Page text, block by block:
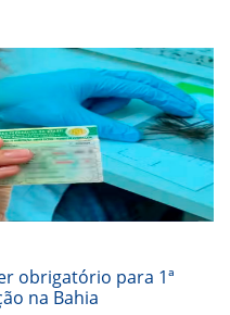
obrigatório para 1ª
na Bahia